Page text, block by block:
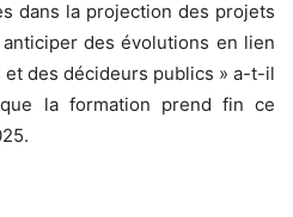
dans la projection des projets
des évolutions en lien
et des décideurs publics » a-t-il
la formation prend fin ce